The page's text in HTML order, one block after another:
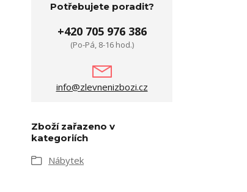
Potřebujete poradit?
+420 705 976 386
(Po-Pá, 8-16 hod.)
info@zlevnenizbozi.cz
Zboží zařazeno v
kategoriích
Nábytek